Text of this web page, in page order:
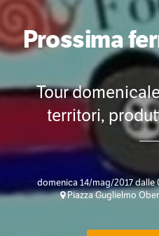
Prossima
Tour
territori,
domenica 14/mag/2017 dalle
Piazza Guglielmo